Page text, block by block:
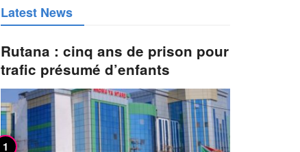
Latest News
Rutana : cinq ans de prison pour
trafic présumé d’enfants